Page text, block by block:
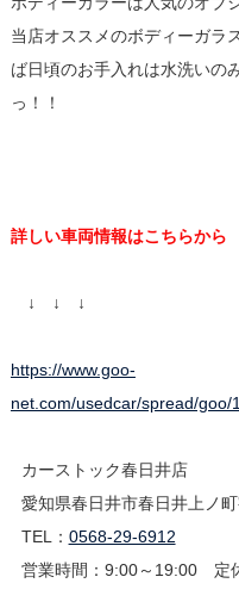
当店オススメのボディーガラ
ば日頃のお手入れは水洗い
っ！！
詳しい車両情報はこちらから
↓ ↓ ↓
https://www.goo-
net.com/usedcar/spread/
カーストック春日井店
愛知県春日井市春日井上ノ
TEL： 0568-29-6912
営業時間：9:00～19:00 定